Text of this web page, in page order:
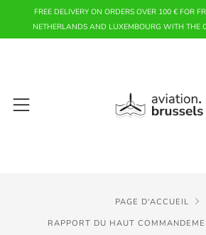
FREE DELIVERY ON ORDERS OVER 100 € FOR
NETHERLANDS AND LUXEMBOURG WITH THE
Menu
PAGE D'ACCUEIL
RAPPORT DU HAUT